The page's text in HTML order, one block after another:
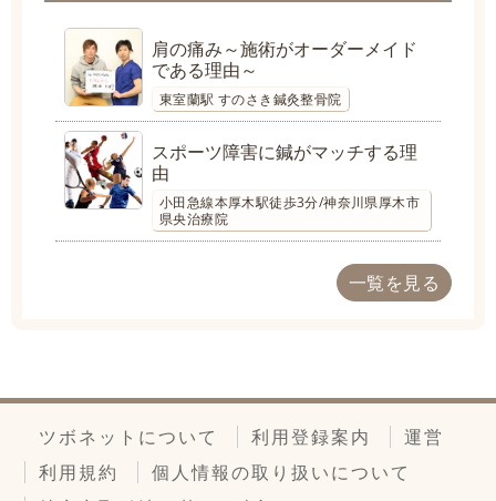
肩の痛み～施術がオーダーメイド
である理由～
東室蘭駅 すのさき鍼灸整骨院
スポーツ障害に鍼がマッチする理
由
小田急線本厚木駅徒歩3分/神奈川県厚木市
県央治療院
一覧を見る
ツボネットについて 利用登録案内
運営
利用規約
個人情報の取り扱いについて